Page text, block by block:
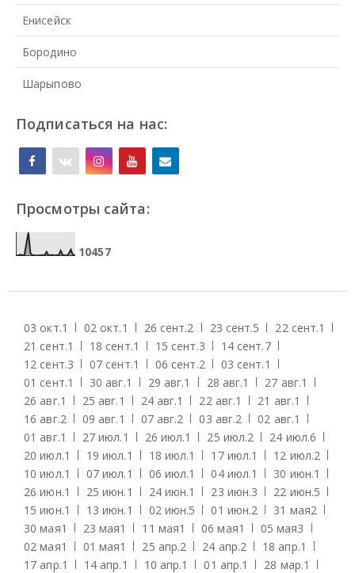
Енисейск
Бородино
Шарыпово
Подписаться на нас:
Просмотры сайта:
10457
03 окт.1 02 окт.1 26 сент.2 23 сент.5 22 сент.1
21 сент.1 18 сент.1 15 сент.3 14 сент.7
12 сент.3 07 сент.1 06 сент.2 03 сент.1
01 сент.1 30 авг.1 29 авг.1 28 авг.1 27 авг.1
26 авг.1 25 авг.1 24 авг.1 22 авг.1 21 авг.1
16 авг.2 09 авг.1 07 авг.2 03 авг.2 02 авг.1
01 авг.1 27 июл.1 26 июл.1 25 июл.2 24 июл.6
20 июл.1 19 июл.1 18 июл.1 17 июл.1 12 июл.2
10 июл.1 07 июл.1 06 июл.1 04 июл.1 30 июн.1
26 июн.1 25 июн.1 24 июн.1 23 июн.3 22 июн.5
15 июн.1 13 июн.1 02 июн.5 01 июн.2 31 мая2
30 мая1 23 мая1 11 мая1 06 мая1 05 мая3
02 мая1 01 мая1 25 апр.2 24 апр.2 18 апр.1
17 апр.1 14 апр.1 10 апр.1 01 апр.1 28 мар.1